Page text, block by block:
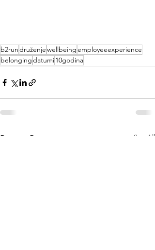
b2rundruženjewellbeingemployeeexperience
belongingdatumi10godina
Recent Posts See All